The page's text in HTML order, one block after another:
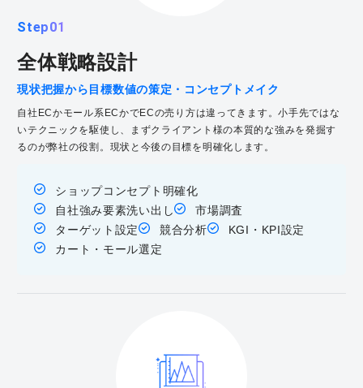
Step01
全体戦略設計
現状把握から目標数値の策定・コンセプトメイク
自社ECかモール系ECかでECの売り方は違ってきます。小手先ではな
いテクニックを駆使し、まずクライアント様の本質的な強みを発掘す
るのが弊社の役割。現状と今後の目標を明確化します。
ショップコンセプト明確化
自社強み要素洗い出し
市場調査
ターゲット設定
競合分析
KGI・KPI設定
カート・モール選定